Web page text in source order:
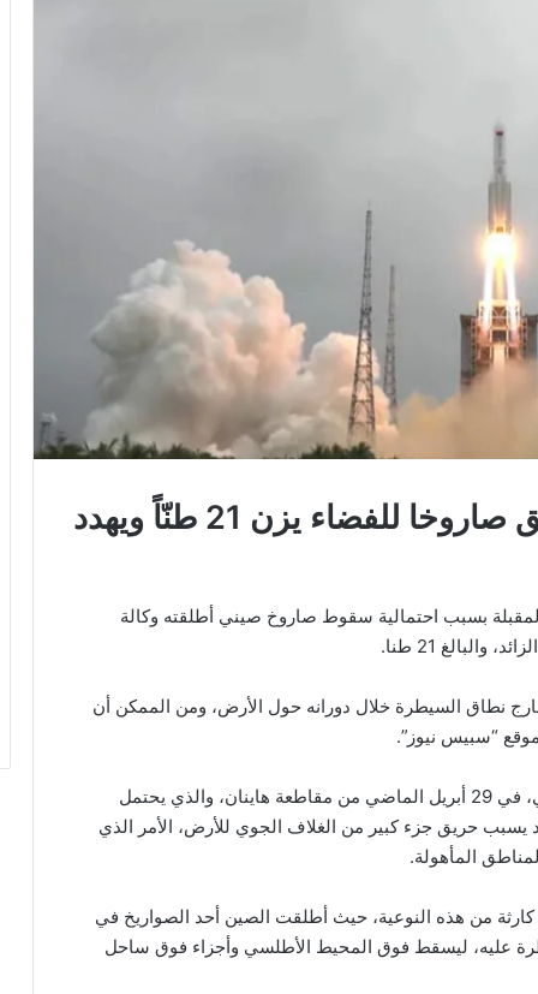
كارثة في الطريق.. الصين تطلق صاروخا للفضاء يزن 21 طنّاً ويهدد
بسبب احتمالية سقوط صاروخ صيني أطلقته وكالة
21 طنا.
نطاق السيطرة خلال دورانه حول الأرض، ومن الممكن أن
“سبيس نيوز”.
وأطلقت وكالة الفضاء الصينية صاروخ لونج مارش 5 بي، في 29 أبريل الماضي من مقاطعة هاينان، والذي يحتمل
حريق جزء كبير من الغلاف الجوي للأرض، الأمر الذي
المأهولة.
من هذه النوعية، حيث أطلقت الصين أحد الصواريخ في
سيطرة عليه، ليسقط فوق المحيط الأطلسي وأجزاء فوق ساحل